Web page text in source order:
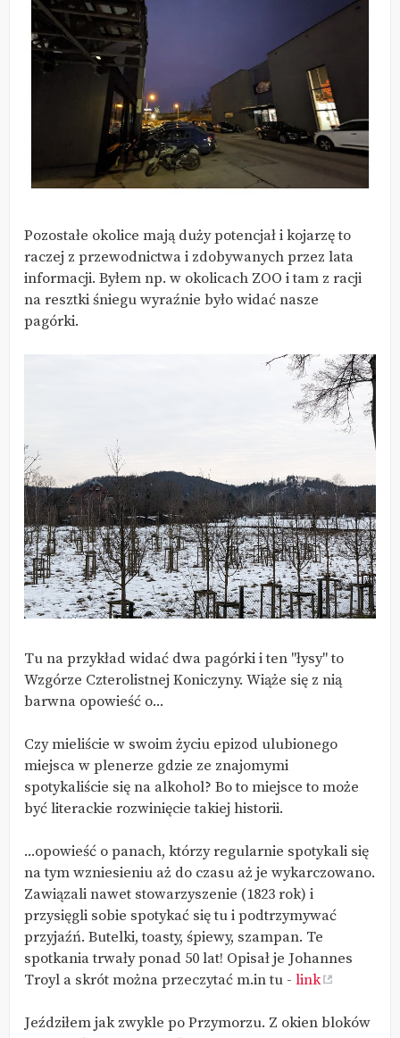
Pozostałe okolice mają duży potencjał i kojarzę to
raczej z przewodnictwa i zdobywanych przez lata
informacji. Byłem np. w okolicach ZOO i tam z racji
na resztki śniegu wyraźnie było widać nasze
pagórki.
Tu na przykład widać dwa pagórki i ten "łysy" to
Wzgórze Czterolistnej Koniczyny. Wiąże się z nią
barwna opowieść o...
Czy mieliście w swoim życiu epizod ulubionego
miejsca w plenerze gdzie ze znajomymi
spotykaliście się na alkohol? Bo to miejsce to może
być literackie rozwinięcie takiej historii.
...opowieść o panach, którzy regularnie spotykali się
na tym wzniesieniu aż do czasu aż je wykarczowano.
Zawiązali nawet stowarzyszenie (1823 rok) i
przysięgli sobie spotykać się tu i podtrzymywać
przyjaźń. Butelki, toasty, śpiewy, szampan. Te
spotkania trwały ponad 50 lat! Opisał je Johannes
Troyl a skrót można przeczytać m.in tu - link
Jeździłem jak zwykle po Przymorzu. Z okien bloków